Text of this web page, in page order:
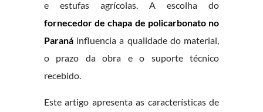
e estufas agrícolas. A escolha do
fornecedor de chapa de policarbonato no
Paranáinfluencia a qualidade do material,
o prazo da obra e o suporte técnico
recebido.
Este artigo apresenta as características de